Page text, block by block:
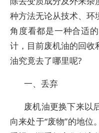
种方法无论从技术、环
角度看都是一种合适
计，目前废机油的回收
油究竟去了哪里呢?
一、丢弃
废机油更换下来以
向来处于“废物”的地